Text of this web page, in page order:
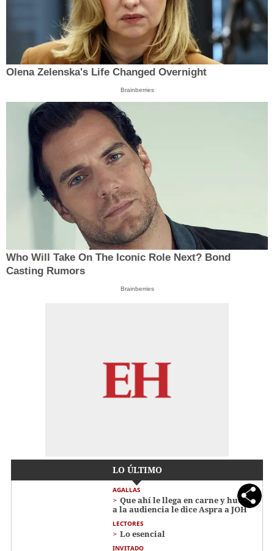
Olena Zelenska's Life Changed Overnight
Brainberries
Who Will Take On The Iconic Role Next? Bond
Casting Rumors
Brainberries
LO ÚLTIMO
AGALLAS
Que ahí le llega en carne y hueso
a la audiencia le dice Aspra a JOH
LECTORES
Lo esencial
INVITADO